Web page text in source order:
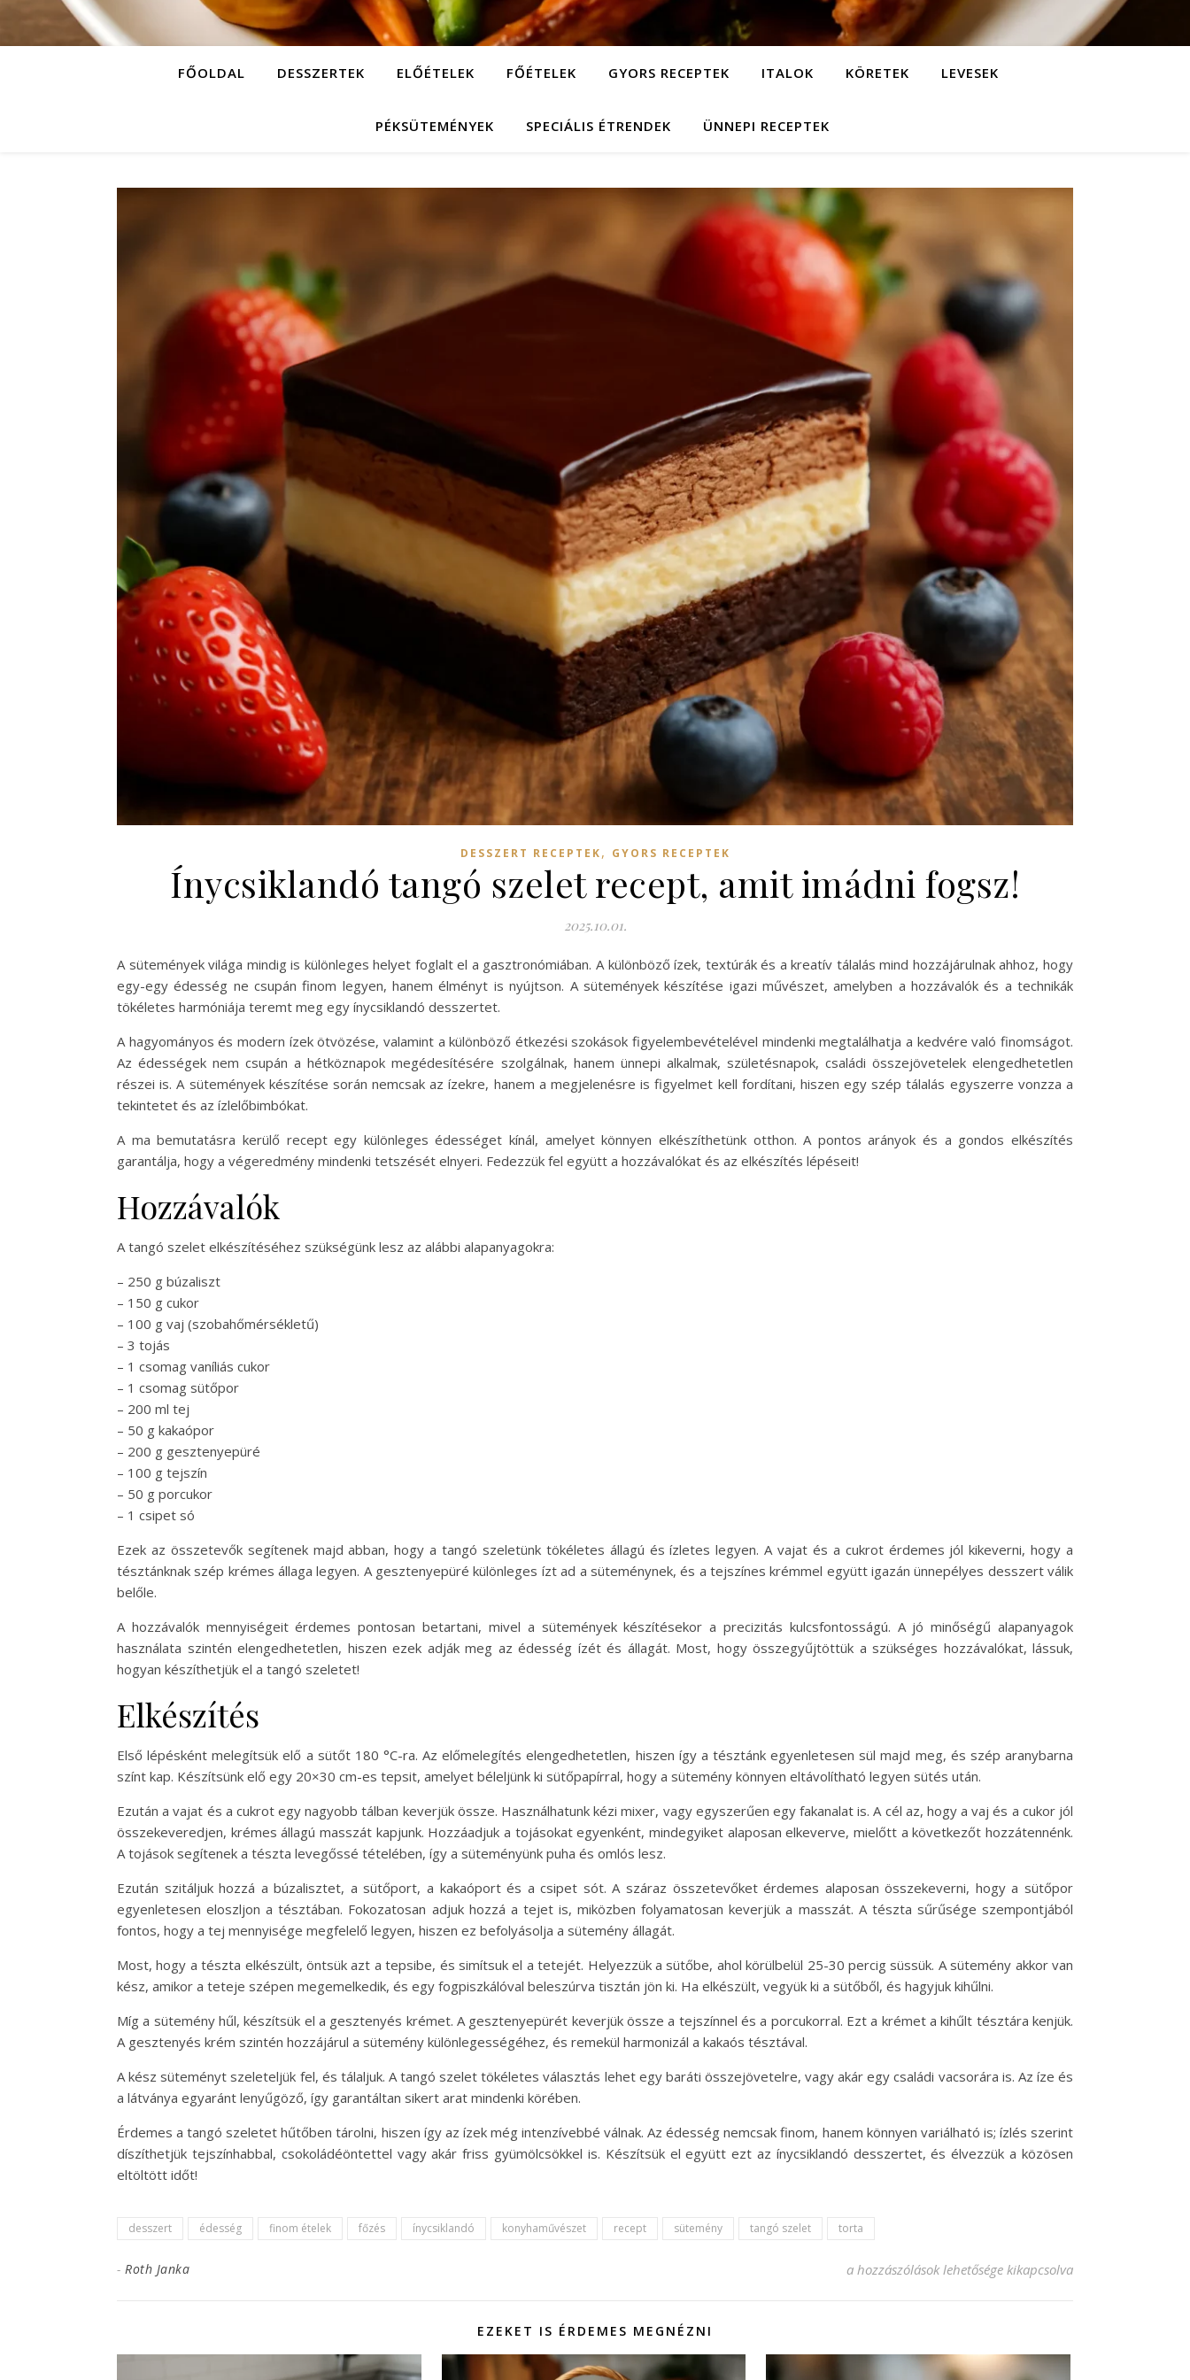
FŐOLDAL DESSZERTEK ELŐÉTELEK FŐÉTELEK GYORS RECEPTEK ITALOK KÖRETEK LEVESEK
PÉKSÜTEMÉNYEK SPECIÁLIS ÉTRENDEK ÜNNEPI RECEPTEK
DESSZERT RECEPTEK, GYORS RECEPTEK
Ínycsiklandó tangó szelet recept, amit imádni fogsz!
2025.10.01.
A sütemények világa mindig is különleges helyet foglalt el a gasztronómiában. A különböző ízek, textúrák és a kreatív tálalás mind hozzájárulnak ahhoz, hogy
egy-egy édesség ne csupán finom legyen, hanem élményt is nyújtson. A sütemények készítése igazi művészet, amelyben a hozzávalók és a technikák
tökéletes harmóniája teremt meg egy ínycsiklandó desszertet.
A hagyományos és modern ízek ötvözése, valamint a különböző étkezési szokások figyelembevételével mindenki megtalálhatja a kedvére való finomságot.
Az édességek nem csupán a hétköznapok megédesítésére szolgálnak, hanem ünnepi alkalmak, születésnapok, családi összejövetelek elengedhetetlen
részei is. A sütemények készítése során nemcsak az ízekre, hanem a megjelenésre is figyelmet kell fordítani, hiszen egy szép tálalás egyszerre vonzza a
tekintetet és az ízlelőbimbókat.
A ma bemutatásra kerülő recept egy különleges édességet kínál, amelyet könnyen elkészíthetünk otthon. A pontos arányok és a gondos elkészítés
garantálja, hogy a végeredmény mindenki tetszését elnyeri. Fedezzük fel együtt a hozzávalókat és az elkészítés lépéseit!
Hozzávalók
A tangó szelet elkészítéséhez szükségünk lesz az alábbi alapanyagokra:
– 250 g búzaliszt
– 150 g cukor
– 100 g vaj (szobahőmérsékletű)
– 3 tojás
– 1 csomag vaníliás cukor
– 1 csomag sütőpor
– 200 ml tej
– 50 g kakaópor
– 200 g gesztenyepüré
– 100 g tejszín
– 50 g porcukor
– 1 csipet só
Ezek az összetevők segítenek majd abban, hogy a tangó szeletünk tökéletes állagú és ízletes legyen. A vajat és a cukrot érdemes jól kikeverni, hogy a
tésztánknak szép krémes állaga legyen. A gesztenyepüré különleges ízt ad a süteménynek, és a tejszínes krémmel együtt igazán ünnepélyes desszert válik
belőle.
A hozzávalók mennyiségeit érdemes pontosan betartani, mivel a sütemények készítésekor a precizitás kulcsfontosságú. A jó minőségű alapanyagok
használata szintén elengedhetetlen, hiszen ezek adják meg az édesség ízét és állagát. Most, hogy összegyűjtöttük a szükséges hozzávalókat, lássuk,
hogyan készíthetjük el a tangó szeletet!
Elkészítés
Első lépésként melegítsük elő a sütőt 180 °C-ra. Az előmelegítés elengedhetetlen, hiszen így a tésztánk egyenletesen sül majd meg, és szép aranybarna
színt kap. Készítsünk elő egy 20×30 cm-es tepsit, amelyet béleljünk ki sütőpapírral, hogy a sütemény könnyen eltávolítható legyen sütés után.
Ezután a vajat és a cukrot egy nagyobb tálban keverjük össze. Használhatunk kézi mixer, vagy egyszerűen egy fakanalat is. A cél az, hogy a vaj és a cukor jól
összekeveredjen, krémes állagú masszát kapjunk. Hozzáadjuk a tojásokat egyenként, mindegyiket alaposan elkeverve, mielőtt a következőt hozzátennénk.
A tojások segítenek a tészta levegőssé tételében, így a süteményünk puha és omlós lesz.
Ezután szitáljuk hozzá a búzalisztet, a sütőport, a kakaóport és a csipet sót. A száraz összetevőket érdemes alaposan összekeverni, hogy a sütőpor
egyenletesen eloszljon a tésztában. Fokozatosan adjuk hozzá a tejet is, miközben folyamatosan keverjük a masszát. A tészta sűrűsége szempontjából
fontos, hogy a tej mennyisége megfelelő legyen, hiszen ez befolyásolja a sütemény állagát.
Most, hogy a tészta elkészült, öntsük azt a tepsibe, és simítsuk el a tetejét. Helyezzük a sütőbe, ahol körülbelül 25-30 percig süssük. A sütemény akkor van
kész, amikor a teteje szépen megemelkedik, és egy fogpiszkálóval beleszúrva tisztán jön ki. Ha elkészült, vegyük ki a sütőből, és hagyjuk kihűlni.
Míg a sütemény hűl, készítsük el a gesztenyés krémet. A gesztenyepürét keverjük össze a tejszínnel és a porcukorral. Ezt a krémet a kihűlt tésztára kenjük.
A gesztenyés krém szintén hozzájárul a sütemény különlegességéhez, és remekül harmonizál a kakaós tésztával.
A kész süteményt szeleteljük fel, és tálaljuk. A tangó szelet tökéletes választás lehet egy baráti összejövetelre, vagy akár egy családi vacsorára is. Az íze és
a látványa egyaránt lenyűgöző, így garantáltan sikert arat mindenki körében.
Érdemes a tangó szeletet hűtőben tárolni, hiszen így az ízek még intenzívebbé válnak. Az édesség nemcsak finom, hanem könnyen variálható is; ízlés szerint
díszíthetjük tejszínhabbal, csokoládéöntettel vagy akár friss gyümölcsökkel is. Készítsük el együtt ezt az ínycsiklandó desszertet, és élvezzük a közösen
eltöltött időt!
desszert édesség finom ételek főzés ínycsiklandó konyhaművészet recept sütemény tangó szelet torta
- Roth Janka Ínycsiklandó tangó szelet recept, amit imádni fogsz!
a hozzászólások lehetősége kikapcsolva
EZEKET IS ÉRDEMES MEGNÉZNI